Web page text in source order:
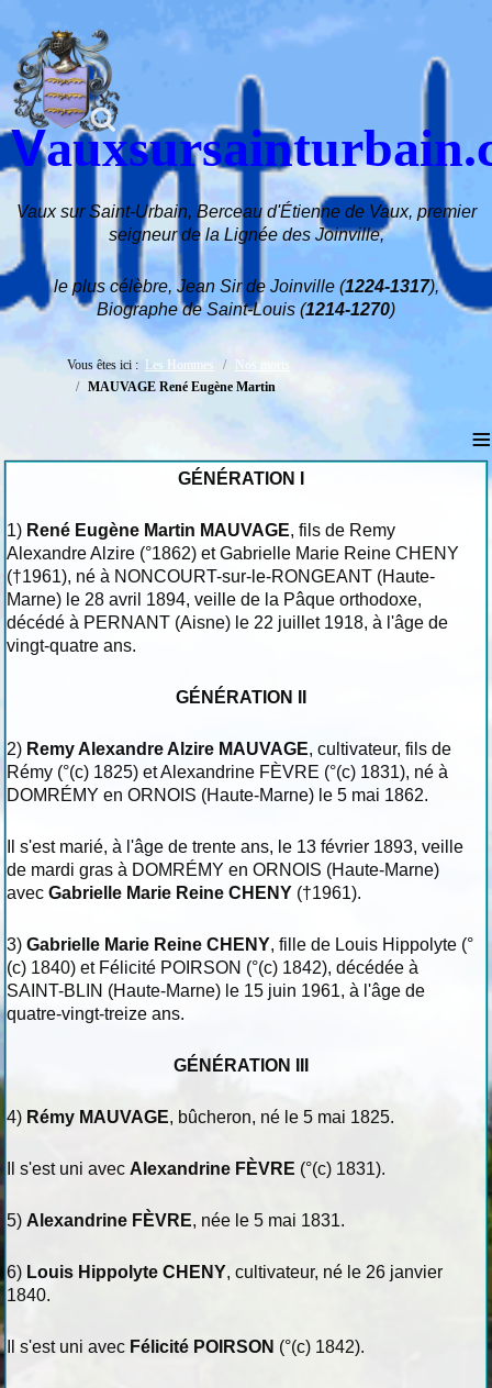
V
Vaux sur Saint-Urbain, Berceau d'Étienne de Vaux, premier
seigneur de la Lignée des Joinville,
le plus célèbre, Jean Sir de Joinville (1224-1317),
Biographe de Saint-Louis (1214-1270)
Vous êtes ici : Les Hommes
Nos morts
MAUVAGE René Eugène Martin
≡
GÉNÉRATION I
1) René Eugène Martin MAUVAGE, fils de Remy
Alexandre Alzire (°1862) et Gabrielle Marie Reine CHENY
(†1961), né à NONCOURT-sur-le-RONGEANT (Haute-
Marne) le 28 avril 1894, veille de la Pâque orthodoxe,
décédé à PERNANT (Aisne) le 22 juillet 1918, à l'âge de
vingt-quatre ans.
GÉNÉRATION II
2) Remy Alexandre Alzire MAUVAGE, cultivateur, fils de
Rémy (°(c) 1825) et Alexandrine FÈVRE (°(c) 1831), né à
DOMRÉMY en ORNOIS (Haute-Marne) le 5 mai 1862.
Il s'est marié, à l'âge de trente ans, le 13 février 1893, veille
de mardi gras à DOMRÉMY en ORNOIS (Haute-Marne)
avec Gabrielle Marie Reine CHENY (†1961).
3) Gabrielle Marie Reine CHENY, fille de Louis Hippolyte (°
(c) 1840) et Félicité POIRSON (°(c) 1842), décédée à
SAINT-BLIN (Haute-Marne) le 15 juin 1961, à l'âge de
quatre-vingt-treize ans.
GÉNÉRATION III
4) Rémy MAUVAGE, bûcheron, né le 5 mai 1825.
Il s'est uni avec Alexandrine FÈVRE (°(c) 1831).
5) Alexandrine FÈVRE, née le 5 mai 1831.
6) Louis Hippolyte CHENY, cultivateur, né le 26 janvier
1840.
Il s'est uni avec Félicité POIRSON (°(c) 1842).